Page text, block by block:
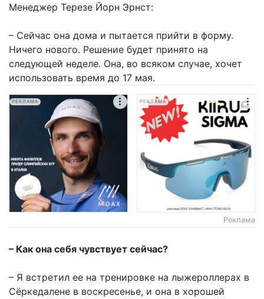
Менеджер Терезе Йорн Эрнст:
– Сейчас она дома и пытается прийти в форму.
Ничего нового. Решение будет принято на
следующей неделе. Она, во всяком случае, хочет
использовать время до 17 мая.
РЕКЛАМА РЕКЛАМА
Реклама
– Как она себя чувствует сейчас?
– Я встретил ее на тренировке на лыжероллерах в
Сёркедалене в воскресенье, и она в хорошей